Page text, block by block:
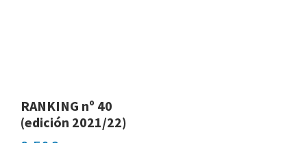
RANKING nº 40
(edición 2021/22)